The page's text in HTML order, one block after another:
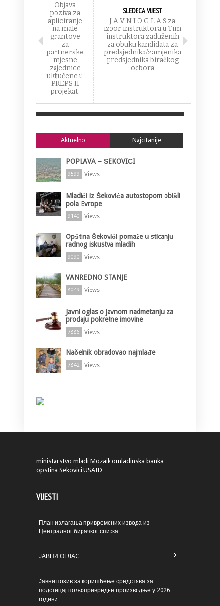
Objava
poziva za
apliciranje
na male
grantove
za
partnerske
mjesne
zajednice
uključene u
PREPS II
projekat.
SLEDECA VIJEST
J A V N I O G L A S za
izbor instruktora u Tim
instruktora zaduženih
za obuku kandidata za
predsjednika/zamjenika
predsjednika biračkog
odbora
Aktuelno Najcitanije
POPLAVA – ŠEKOVIĆI
9599 Views
Mladići iz Šekovića autostopom obišli
pola Evrope
9140 Views
Opština Šekovići pomaže u sticanju
radnog iskustva mladih
9090 Views
VANREDNO STANJE
8049 Views
Javni oglas o javnom nadmetanju za
prodaju pokretne imovine
7886 Views
Načelnik obradovao najmlađe
7842 Views
ministarstvo mladi Mozaik omladinska banka
opstina Sekovici USAID
VIJESTI
План излагања привремених извода из
Централног бирачког списка
ЈАВНИ ОГЛАC
Јавни позив за коришћење средстава за
подстицај пољопривредне производње у 2026
години